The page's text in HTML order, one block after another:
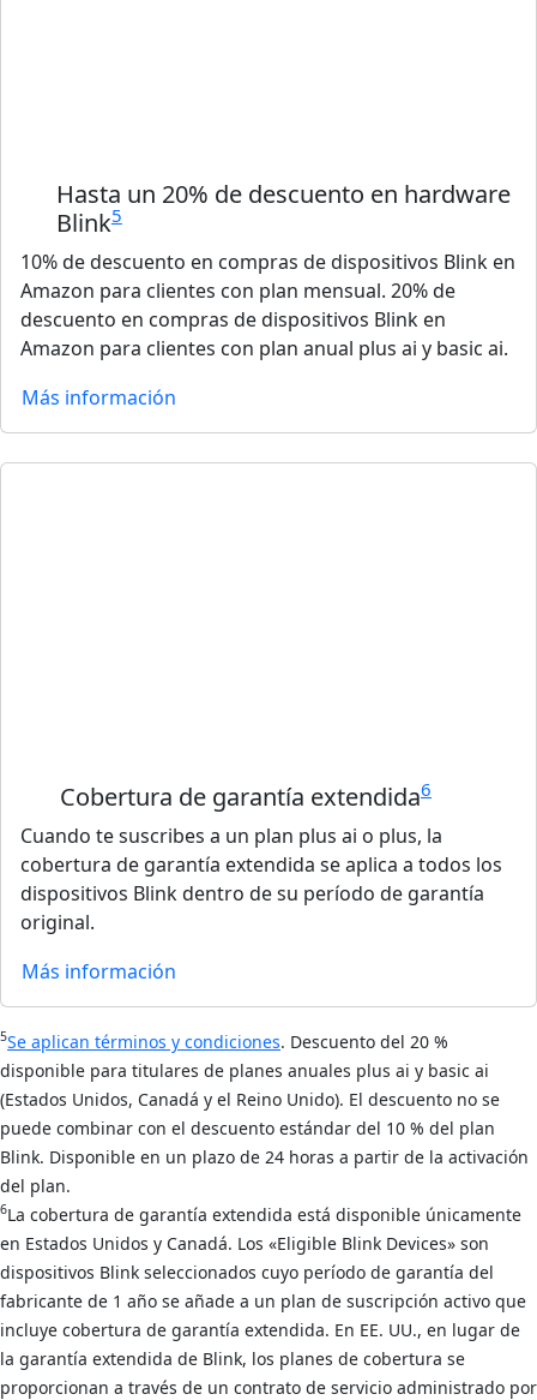
Hasta un 20% de descuento en hardware
Blink5
10% de descuento en compras de dispositivos Blink en
Amazon para clientes con plan mensual. 20% de
descuento en compras de dispositivos Blink en
Amazon para clientes con plan anual plus ai y basic ai.
Más información
Cobertura de garantía extendida6
Cuando te suscribes a un plan plus ai o plus, la
cobertura de garantía extendida se aplica a todos los
dispositivos Blink dentro de su período de garantía
original.
Más información
5Se aplican términos y condiciones. Descuento del 20 %
disponible para titulares de planes anuales plus ai y basic ai
(Estados Unidos, Canadá y el Reino Unido). El descuento no se
puede combinar con el descuento estándar del 10 % del plan
Blink. Disponible en un plazo de 24 horas a partir de la activación
del plan.
6La cobertura de garantía extendida está disponible únicamente
en Estados Unidos y Canadá. Los «Eligible Blink Devices» son
dispositivos Blink seleccionados cuyo período de garantía del
fabricante de 1 año se añade a un plan de suscripción activo que
incluye cobertura de garantía extendida. En EE. UU., en lugar de
la garantía extendida de Blink, los planes de cobertura se
proporcionan a través de un contrato de servicio administrado por